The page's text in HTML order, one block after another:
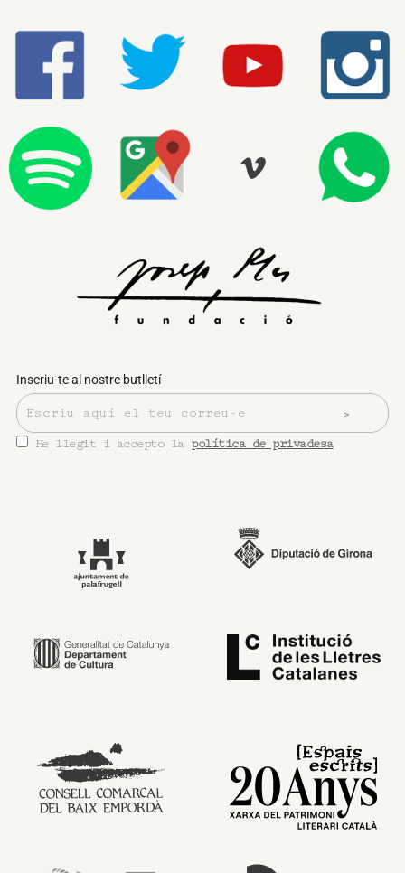
Inscriu-te al nostre butlletí
He llegit i accepto la política de privadesa